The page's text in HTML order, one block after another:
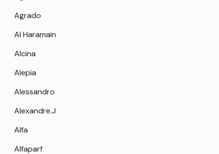
Agrado
Al Haramain
Alcina
Alepia
Alessandro
Alexandre.J
Alfa
Alfaparf